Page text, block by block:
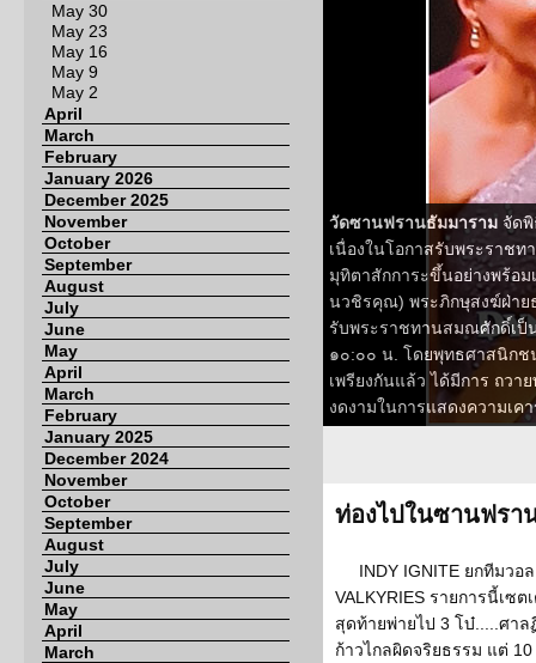
May 30
May 23
May 16
May 9
May 2
April
March
February
January 2026
December 2025
November
October
September
August
July
June
May
April
March
February
January 2025
December 2024
November
October
September
August
July
June
May
April
March
วัดซานฟรานธัมมาราม จัด
เนื่องในโอกาสรับพระราช
มุทิตาสักการะขึ้นอย่างพร้อ
นวชิรคุณ) พระภิกษุสงฆ์ฝ่าย
รับพระราชทานสมณศักดิ์เ
๑๐:๐๐ น. โดยพุทธศาสนิกช
เพรียงกันแล้ว ได้มีการ ถว
งดงามในการแสดงความเ
ท่องไปในซานฟรา
INDY IGNITE ยกทีมวอ
VALKYRIES รายการนี้เซ
สุดท้ายพ่ายไป 3 โบ๋.....ศา
ก้าวไกลผิดจริยธรรม แต่